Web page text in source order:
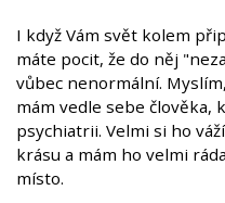
I když Vám svět kolem
máte pocit, že do něj
vůbec nenormální.
mám vedle sebe člověka,
psychiatrii. Velmi si ho
krásu a mám ho velmi
místo.